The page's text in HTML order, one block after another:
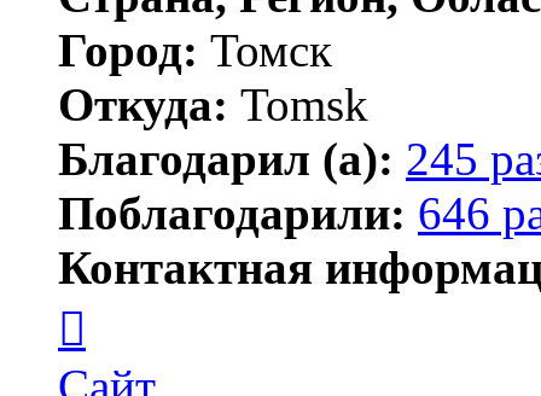
Город: Томск
Откуда: Tomsk
Благодарил (а): 245
Поблагодарили: 646
Контактная
пользователя
Shadow